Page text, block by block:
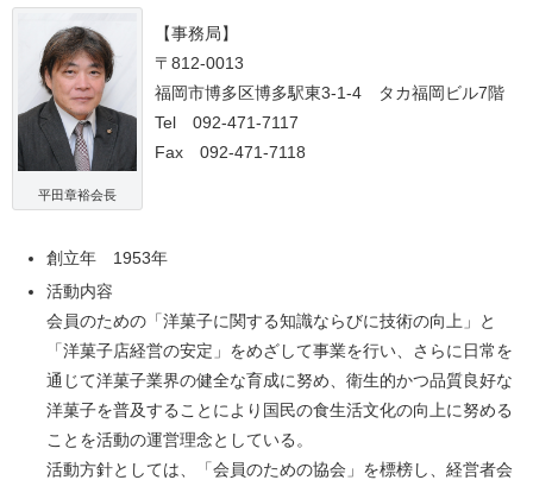
平田章裕会長
【事務局】
〒812-0013
福岡市博多区博多駅東3-1-4 タカ福岡ビル7階
Tel 092-471-7117
Fax 092-471-7118
創立年 1953年
活動内容
会員のための「洋菓子に関する知識ならびに技術の向上」と
「洋菓子店経営の安定」をめざして事業を行い、さらに日常を
通じて洋菓子業界の健全な育成に努め、衛生的かつ品質良好な
洋菓子を普及することにより国民の食生活文化の向上に努める
ことを活動の運営理念としている。
活動方針としては、「会員のための協会」を標榜し、経営者会